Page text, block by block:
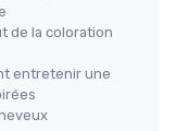
de la coloration
entretenir une